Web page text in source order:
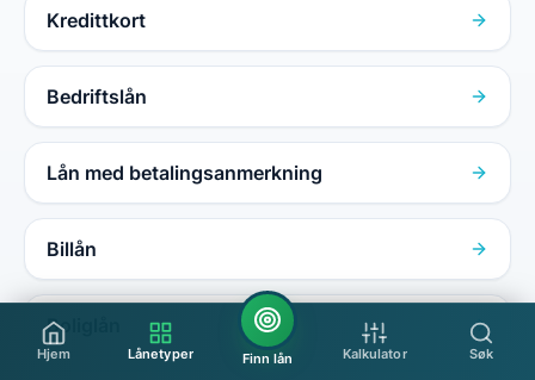
Kredittkort
Bedriftslån
Lån med betalingsanmerkning
Billån
Boliglån
Hjem Lånetyper Finn lån Kalkulator Søk